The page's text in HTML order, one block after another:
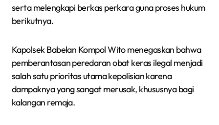
serta melengkapi berkas perkara guna proses hukum
berikutnya.
Kapolsek Babelan Kompol Wito menegaskan bahwa
pemberantasan peredaran obat keras ilegal menjadi
salah satu prioritas utama kepolisian karena
dampaknya yang sangat merusak, khususnya bagi
kalangan remaja.